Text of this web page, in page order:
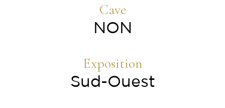
Cave
NON
Exposition
Sud-Ouest